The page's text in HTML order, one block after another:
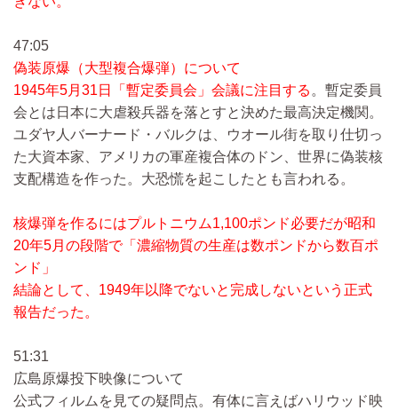
47:05
偽装原爆（大型複合爆弾）について
1945年5月31日「暫定委員会」会議に注目する 。暫定委員
会とは日本に大虐殺兵器を落とすと決めた最高決定機関。
ユダヤ人バーナード・バルクは、ウオール街を取り仕切っ
た大資本家、アメリカの軍産複合体のドン、世界に偽装核
支配構造を作った。大恐慌を起こしたとも言われる。
核爆弾を作るにはプルトニウム1,100ポンド必要だが昭和
20年5月の段階で「濃縮物質の生産は数ポンドから数百ポ
ンド」
結論として、1949年以降でないと完成しないという正式
報告だった。
51:31
広島原爆投下映像について
公式フィルムを見ての疑問点。有体に言えばハリウッド映